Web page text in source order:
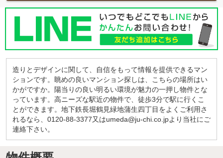
造りとデザインに関して、自信をもって情報を提供できるマン
ションです。眺めの良いマンション探しは、こちらの場所はい
かがですか。陽当りの良い明るい環境が魅力の一押し物件とな
っています。高ニーズな駅近の物件で、徒歩3分で駅に行くこ
とができます。地下鉄長堀鶴見緑地蒲生四丁目をよくご利用さ
れるなら、0120-88-3377又はumeda@ju-chi.co.jpより当社にご
連絡下さい。